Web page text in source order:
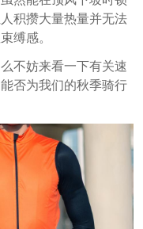
积攒大量热量并无法
缚感。
不妨来看一下有关速
否为我们的秋季骑行